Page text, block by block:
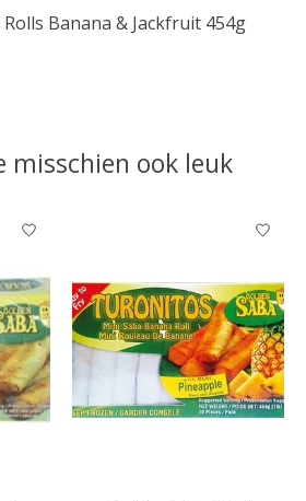
Banana & Jackfruit 454g
misschien ook leuk